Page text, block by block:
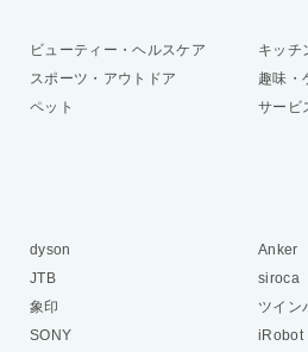
ビューティー・ヘルスケア キッチ
スポーツ・アウトドア 趣味・
ペット サービ
dyson Anker
JTB siroca
象印 ツイン
SONY iRobot